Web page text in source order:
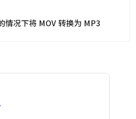
情况下将 MOV 转换为 MP3